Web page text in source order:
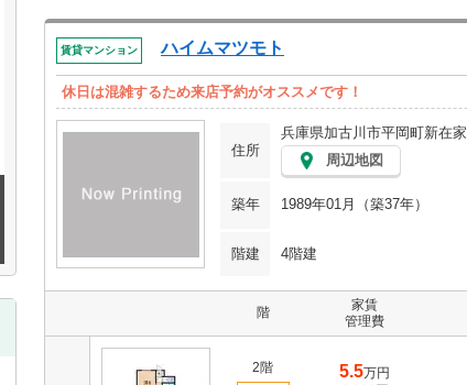
賃貸マンション ハイムマツモト
休日は混雑するため来店予約がオススメです！
住所
兵庫県加古川市平岡町新在家
周辺地図
築年 1989年01月（築37年）
階建 4階建
階
家賃
管理費
2階 5.5万円